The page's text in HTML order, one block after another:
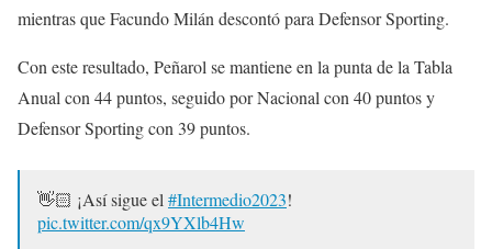
mientras que Facundo Milán descontó para Defensor Sporting.
Con este resultado, Peñarol se mantiene en la punta de la Tabla
Anual con 44 puntos, seguido por Nacional con 40 puntos y
Defensor Sporting con 39 puntos.
👋🏻 ¡Así sigue el #Intermedio2023!
pic.twitter.com/qx9YXlb4Hw